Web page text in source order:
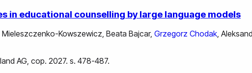
in educational counselling by large language models
Mieleszczenko-Kowszewicz, Beata Bajcar, Grzegorz Chodak,
AG, cop. 2027. s. 478-487.